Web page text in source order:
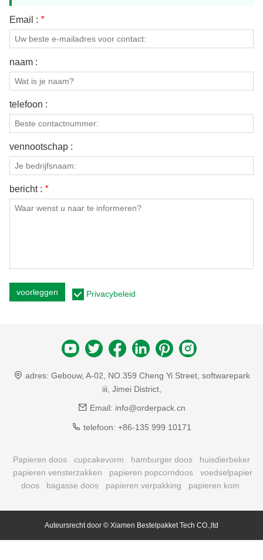
Email : *
naam :
telefoon :
vennootschap :
bericht : *
voorleggen Privacybeleid
adres: Gebouw, A-02, NO.359 Cheng Yi Street, softwarepark
iii, Jimei District,
Email: info@orderpack.cn
telefoon: +86-135 999 10171
Papieren doos cupcakevorm hamburger doos
huisdierbeker
papieren vensterzakken
papieren popcorndoos
voedselpapier
doos
bagasse doos papieren verpakking papieren kom
Auteursrecht door © Xiamen Bestelpakket Tech CO.,ltd